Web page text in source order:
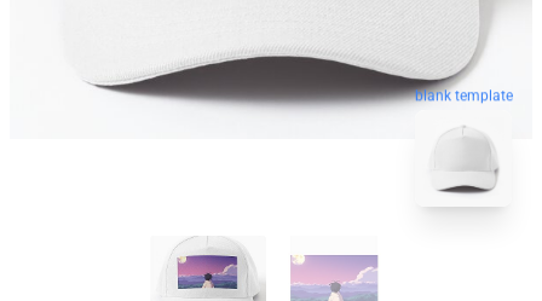
blank template